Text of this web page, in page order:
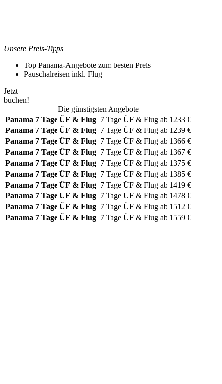
Unsere Preis-Tipps
Top Panama-Angebote zum besten Preis
Pauschalreisen inkl. Flug
Jetzt
buchen!
Die günstigsten Angebote
Panama 7 Tage ÜF & Flug 7 Tage ÜF & Flug ab 1233 €
Panama 7 Tage ÜF & Flug 7 Tage ÜF & Flug ab 1239 €
Panama 7 Tage ÜF & Flug 7 Tage ÜF & Flug ab 1366 €
Panama 7 Tage ÜF & Flug 7 Tage ÜF & Flug ab 1367 €
Panama 7 Tage ÜF & Flug 7 Tage ÜF & Flug ab 1375 €
Panama 7 Tage ÜF & Flug 7 Tage ÜF & Flug ab 1385 €
Panama 7 Tage ÜF & Flug 7 Tage ÜF & Flug ab 1419 €
Panama 7 Tage ÜF & Flug 7 Tage ÜF & Flug ab 1478 €
Panama 7 Tage ÜF & Flug 7 Tage ÜF & Flug ab 1512 €
Panama 7 Tage ÜF & Flug 7 Tage ÜF & Flug ab 1559 €